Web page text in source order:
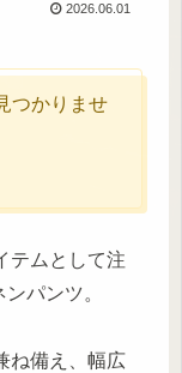
2026.06.01
つかりませ
テムとして注
パンツ。
ね備え、幅広